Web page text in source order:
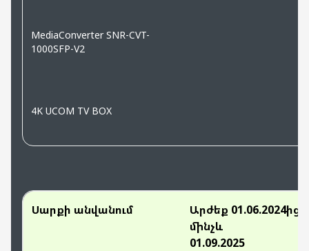
MediaConverter SNR-CVT-
1000SFP-V2
4K UCOM TV BOX
Սարքի անվանում
Արժեք 01.06.2024ից
մինչև
01.09.2025